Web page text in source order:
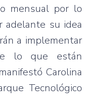
mensual porlo
adelante su idea
a implementar
loque
están
Carolina
Tecnológico